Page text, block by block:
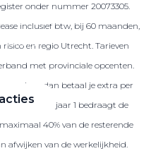
acties
zakelijk
onder nummer 20073305.
inclusief btw, bij 60 maanden,
en regio Utrecht. Tarieven
met provinciale opcenten.
dan betaal je extra per
Na jaar 1 bedraagt de
40% van de resterende
afwijken van de werkelijkheid.